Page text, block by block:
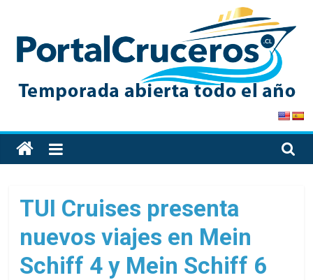
content
PortalCruceros
Toda
la
de
cruceros
en
un
solo
TUI Cruises presenta
nuevos viajes en Mein
Schiff 4 y Mein Schiff 6